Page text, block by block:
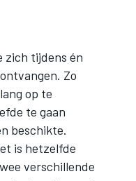
zich tijdens én
Zo
op te
te gaan
beschikte.
is hetzelfde
verschillende